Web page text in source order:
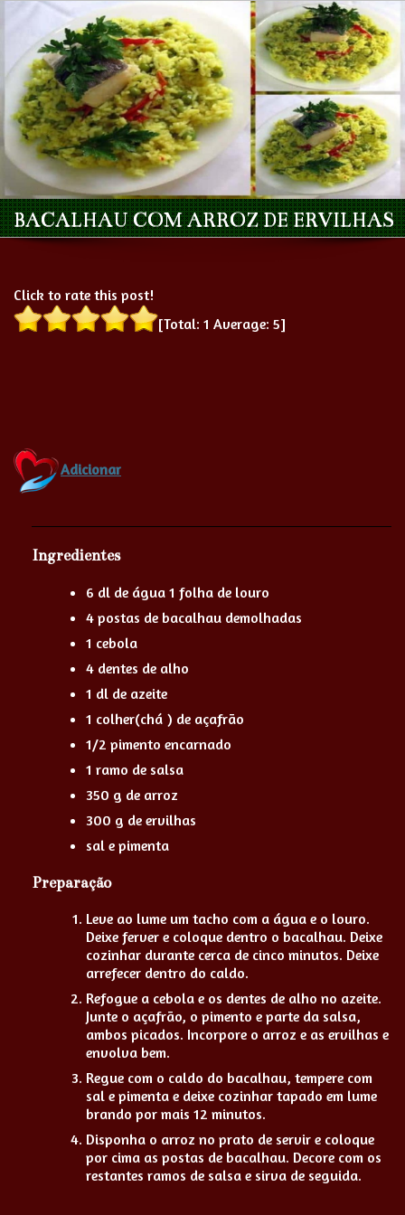
BACALHAU COM ARROZ DE ERVILHAS
Click to rate this post!
[Total: 1 Average: 5]
Adicionar
Ingredientes
6 dl de água 1 folha de louro
4 postas de bacalhau demolhadas
1 cebola
4 dentes de alho
1 dl de azeite
1 colher(chá ) de açafrão
1/2 pimento encarnado
1 ramo de salsa
350 g de arroz
300 g de ervilhas
sal e pimenta
Preparação
Leve ao lume um tacho com a água e o louro.
Deixe ferver e coloque dentro o bacalhau. Deixe
cozinhar durante cerca de cinco minutos. Deixe
arrefecer dentro do caldo.
Refogue a cebola e os dentes de alho no azeite.
Junte o açafrão, o pimento e parte da salsa,
ambos picados. Incorpore o arroz e as ervilhas e
envolva bem.
Regue com o caldo do bacalhau, tempere com
sal e pimenta e deixe cozinhar tapado em lume
brando por mais 12 minutos.
Disponha o arroz no prato de servir e coloque
por cima as postas de bacalhau. Decore com os
restantes ramos de salsa e sirva de seguida.